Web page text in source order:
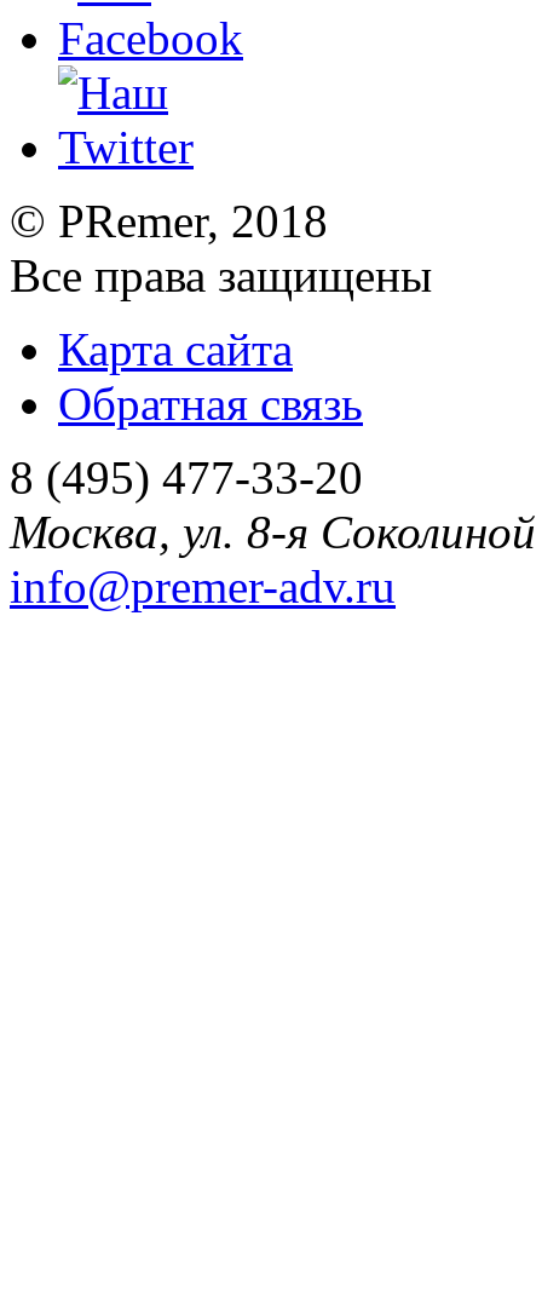
© PRemer, 2018
Все права защищены
Карта сайта
Обратная связь
8 (495) 477-33-20
Москва, ул. 8-я
info@premer-adv.ru